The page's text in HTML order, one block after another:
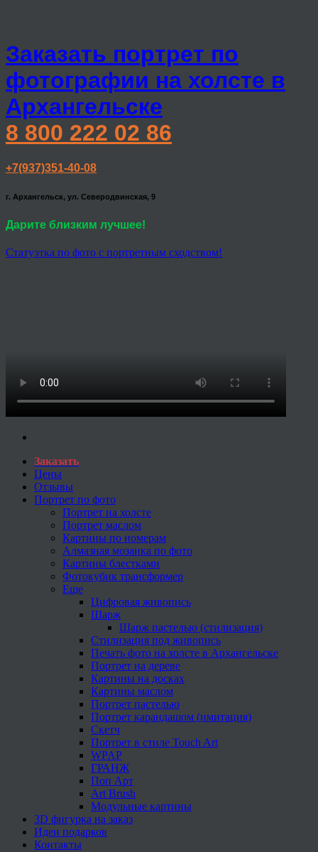
Заказать портрет по
фотографии на холсте в
Архангельске
8 800 222 02 86
+7(937)351-40-08
г. Архангельск, ул. Северодвинская, 9
Дарите близким лучшее!
Статуэтка по фото с портретным сходством!
Заказать
Цены
Отзывы
Портрет по фото
Портрет на холсте
Портрет маслом
Картины по номерам
Алмазная мозаика по фото
Картины блестками
Фотокубик трансформер
Еще
Цифровая живопись
Шарж
Шарж пастелью (стилизация)
Стилизация под живопись
Печать фото на холсте в Архангельске
Портрет на дереве
Картины на досках
Картины маслом
Портрет пастелью
Портрет карандашом (имитация)
Скетч
Портрет в стиле Touch Art
WPAP
ГРАНЖ
Поп Арт
Art Brush
Модульные картины
3D фигурка на заказ
Идеи подарков
Контакты